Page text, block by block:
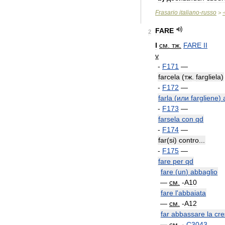
Frasario italiano-russo > -
2
FARE
I см тж FARE II
v
- F171 —
farcela (тж fargliela)
- F172 —
farla (или fargliene)
- F173 —
farsela con qd
- F174 —
far(si) contro
- F175 —
fare per qd
fare (un) abbaglio
— см -A10
fare l'abbaiata
— см -A12
far abbassare la